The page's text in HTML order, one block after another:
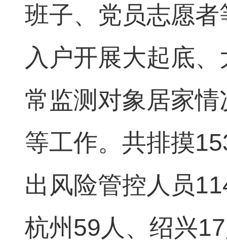
班子、党员志愿
入户开展大起底
常监测对象居家
等工作。共排摸
出风险管控人员
杭州59人、绍兴